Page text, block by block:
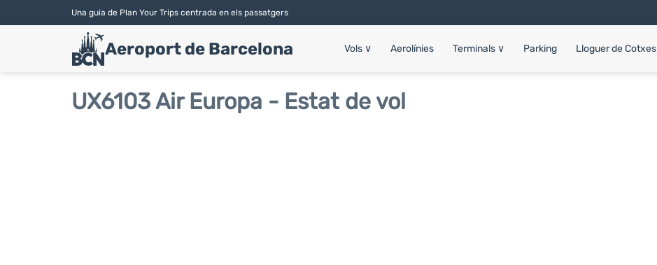
Una guia de Plan Your Trips centrada en els passatgers
Aeroport de Barcelona Vols ∨ Aerolínies Terminals ∨ Parking Lloguer de Cotxes
UX6103 Air Europa - Estat de vol